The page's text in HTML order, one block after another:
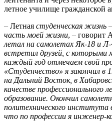
летное училище гражданской
– Летная студенческая жизнь
часть моей жизни, – говорит
летал на самолетах Як-18 и
встретил друзей, с
каждый год отмечаем свой
«Студенчество» я закончил в
на Дальний Восток, в
качестве профессионального
образование. Окончил
политехнического института
что по профессии я инженер-